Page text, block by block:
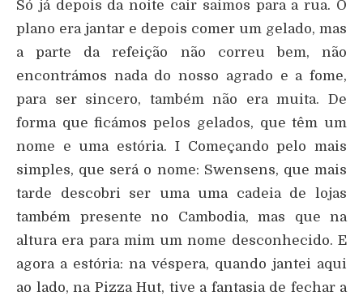
Só já depois da noite cair saimos para a rua. O
plano era jantar e depois comer um gelado, mas
a parte da refeição não correu bem, não
encontrámos nada do nosso agrado e a fome,
para ser sincero, também não era muita. De
forma que ficámos pelos gelados, que têm um
nome e uma estória. I Começando pelo mais
simples, que será o nome: Swensens, que mais
tarde descobri ser uma uma cadeia de lojas
também presente no Cambodia, mas que na
altura era para mim um nome desconhecido. E
agora a estória: na véspera, quando jantei aqui
ao lado, na Pizza Hut, tive a fantasia de fechar a